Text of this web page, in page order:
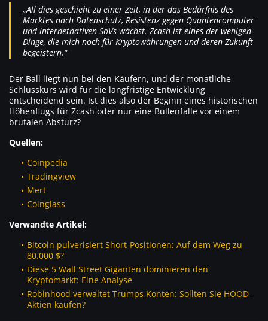
„All dies geschieht zu einer Zeit, in der das Bedürfnis des
Marktes nach Datenschutz, Resistenz gegen Quantencomputer
und internetnativen SoVs wächst. Zcash ist eines der wenigen
Dinge, die mich noch für Kryptowährungen und deren Zukunft
begeistern.“
Der Ball liegt nun bei den Käufern, und der monatliche
Schlusskurs wird für die langfristige Entwicklung
entscheidend sein. Ist dies also der Beginn eines historischen
Höhenflugs für Zcash oder nur eine Bullenfalle vor einem
brutalen Absturz?
Quellen:
Coinpedia
Tradingview
Mert
Coinglass
Verwandte Artikel:
Bitcoin pulverisiert Short-Positionen: Auf dem Weg zu
80.000 $?
Diese 5 Wall Street Giganten dominieren den
Kryptomarkt: Eine Analyse
Robinhood verwaltet Trumps Konten: Sollten Sie HOOD-
Aktien kaufen?